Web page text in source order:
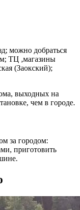
можно добраться
ТЦ ,магазины
(Заокский);
выходных на
чем в городе.
за городом:
приготовить